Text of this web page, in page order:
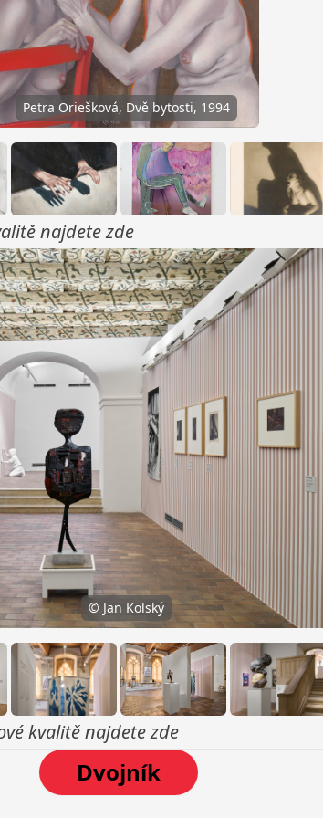
Petra Oriešková, Dvě bytosti, 1994
najdetezde
© Jan Kolský
kvalitě najdetezde
Dvojník